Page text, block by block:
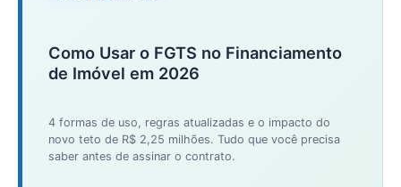
Como Usar o FGTS no Financiamento
de Imóvel em 2026
4 formas de uso, regras atualizadas e o impacto do
novo teto de R$ 2,25 milhões. Tudo que você precisa
saber antes de assinar o contrato.